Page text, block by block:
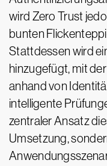
wird Zero Trust
bunten
Stattdessen wird
hinzugefügt, mit
anhand von
intelligente
zentraler Ansatz
Umsetzung,